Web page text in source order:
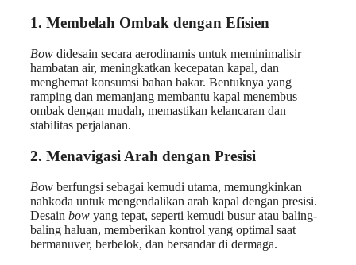
1. Membelah Ombak dengan Efisien
Bow didesain secara aerodinamis untuk meminimalisir
hambatan air, meningkatkan kecepatan kapal, dan
menghemat konsumsi bahan bakar. Bentuknya yang
ramping dan memanjang membantu kapal menembus
ombak dengan mudah, memastikan kelancaran dan
stabilitas perjalanan.
2. Menavigasi Arah dengan Presisi
Bow berfungsi sebagai kemudi utama, memungkinkan
nahkoda untuk mengendalikan arah kapal dengan presisi.
Desain bow yang tepat, seperti kemudi busur atau baling-
baling haluan, memberikan kontrol yang optimal saat
bermanuver, berbelok, dan bersandar di dermaga.